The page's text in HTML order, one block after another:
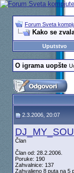
Forum Sveta
Kako se
Uputstvo
O igrama uopšte
2.3.2006, 20:07
Član
Član od: 28.2.2006.
Poruke: 190
Zahvalnice: 137
Zahvaljeno 8 puta na 5